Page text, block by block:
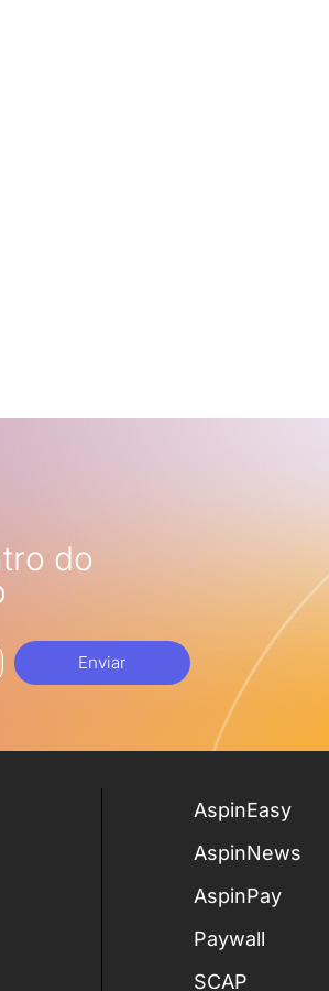
do
Enviar
AspinEasy
AspinNews
AspinPay
Paywall
SCAP